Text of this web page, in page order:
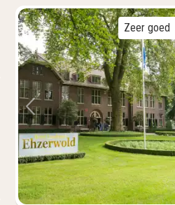
Vorige foto
Zeer goed